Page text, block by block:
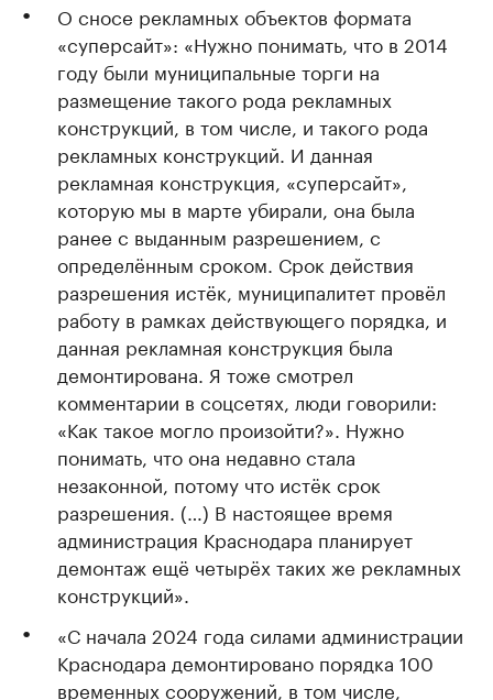
О сносе рекламных объектов формата
«суперсайт»: «Нужно понимать, что в 2014
году были муниципальные торги на
размещение такого рода рекламных
конструкций, в том числе, и такого рода
рекламных конструкций. И данная
рекламная конструкция, «суперсайт»,
которую мы в марте убирали, она была
ранее с выданным разрешением, с
определённым сроком. Срок действия
разрешения истёк, муниципалитет провёл
работу в рамках действующего порядка, и
данная рекламная конструкция была
демонтирована. Я тоже смотрел
комментарии в соцсетях, люди говорили:
«Как такое могло произойти?». Нужно
понимать, что она недавно стала
незаконной, потому что истёк срок
разрешения. (…) В настоящее время
администрация Краснодара планирует
демонтаж ещё четырёх таких же рекламных
конструкций».
«С начала 2024 года силами администрации
Краснодара демонтировано порядка 100
временных сооружений, в том числе,